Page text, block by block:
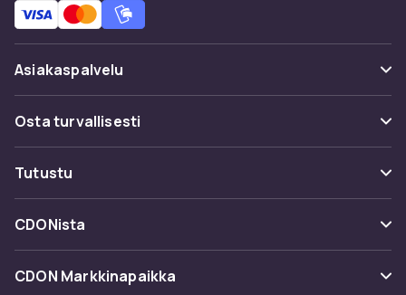
Asiakaspalvelu
Usein kysyttyä (UKK)
Seuraa pakettia
Ota yhteyttä
Osta turvallisesti
Maksuvaihtoehdot
Toimitus
Takaisinvedot
Tutustu
Kategoriat
Tuotemerkit
CDONista
Tietoa meistä
CDON Markkinapaikka